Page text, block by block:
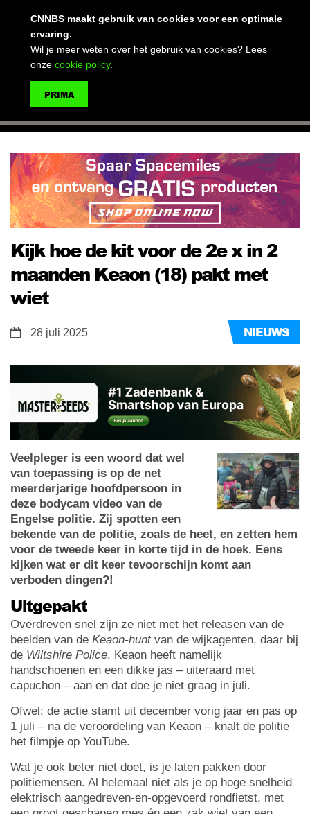
Kijk hoe de kit voor de 2e x in 2
maanden Keaon (18) pakt met
wiet
NIEUWS
28 juli 2025
Veelpleger is een woord dat wel
van toepassing is op de net
meerderjarige hoofdpersoon in
deze bodycam video van de
Engelse politie. Zij spotten een
bekende van de politie, zoals de heet, en zetten hem
voor de tweede keer in korte tijd in de hoek. Eens
kijken wat er dit keer tevoorschijn komt aan
verboden dingen?!
Uitgepakt
Overdreven snel zijn ze niet met het releasen van de
beelden van de Keaon-huntvan de wijkagenten, daar bij
de Wiltshire Police. Keaon heeft namelijk
handschoenen en een dikke jas – uiteraard met
capuchon – aan en dat doe je niet graag in juli.
Ofwel; de actie stamt uit december vorig jaar en pas op
1 juli – na de veroordeling van Keaon – knalt de politie
het filmpje op YouTube.
Wat je ook beter niet doet, is je laten pakken door
politiemensen. Al helemaal niet als je op hoge snelheid
elektrisch aangedreven-en-opgevoerd rondfietst, met
CNNBS maakt gebruik van cookies voor een optimale
ervaring.
Wil je meer weten over het gebruik van cookies? Lees
onze cookie policy.
PRIMA